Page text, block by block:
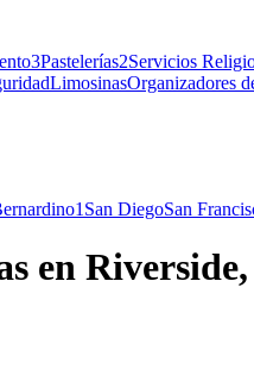
3Pastelerías2Servicios
LimosinasOrganizadores
1 San DiegoSan
en